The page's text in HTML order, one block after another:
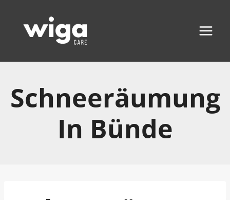
Inhalt
springen
Schneeräumung
In Bünde